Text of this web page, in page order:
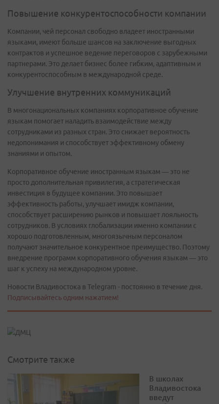
Повышение конкурентоспособности компании
Компании, чей персонал свободно владеет иностранными
языками, имеют больше шансов на заключение выгодных
контрактов и успешное ведение переговоров с зарубежными
партнерами. Это делает бизнес более гибким, адаптивным и
конкурентоспособным в международной среде.
Улучшение внутренних коммуникаций
В многонациональных компаниях корпоративное обучение
языкам помогает наладить взаимодействие между
сотрудниками из разных стран. Это снижает вероятность
недопонимания и способствует эффективному обмену
знаниями и опытом.
Корпоративное обучение иностранным языкам — это не
просто дополнительная привилегия, а стратегическая
инвестиция в будущее компании. Это повышает
эффективность работы, улучшает имидж компании,
способствует расширению рынков и повышает лояльность
сотрудников. В условиях глобализации именно компании с
хорошо подготовленным, многоязычным персоналом
получают значительное конкурентное преимущество. Поэтому
внедрение программ корпоративного обучения языкам — это
шаг к успеху на международном уровне.
Новости Владивостока в Telegram - постоянно в течение дня.
Подписывайтесь одним нажатием!
Смотрите также
В школах
Владивостока
введут